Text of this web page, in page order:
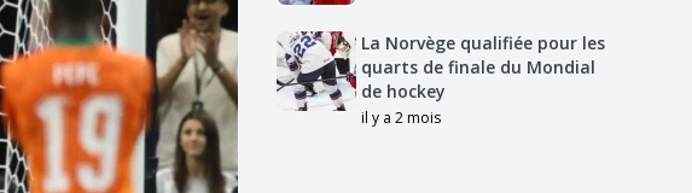
La Norvège qualifiée pour les
quarts de finale du Mondial
de hockey
il y a 2 mois